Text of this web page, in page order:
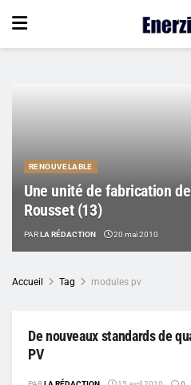
RENOUVELABLE
Une unité de fabrication
Rousset (13)
PARLA RÉDACTION 20 mai 2010
Accueil Tag modules pv
De nouveaux standards de
PV